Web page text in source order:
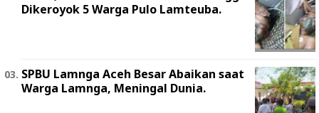
Dikeroyok 5 Warga Pulo Lamteuba.
SPBU Lamnga Aceh Besar Abaikan saat
Warga Lamnga, Meningal Dunia.